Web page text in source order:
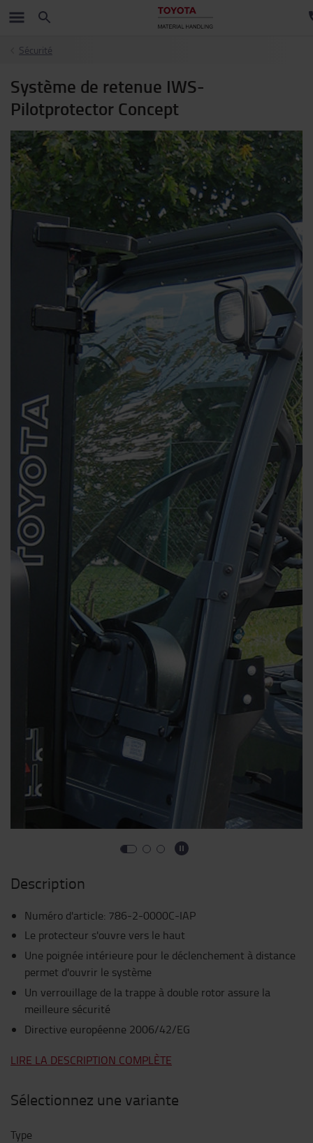
Sécurité
Système de retenue IWS-
Pilotprotector Concept
Description
Numéro d'article: 786-2-0000C-IAP
Le protecteur s'ouvre vers le haut
Une poignée intérieure pour le déclenchement à distance
permet d'ouvrir le système
Un verrouillage de la trappe à double rotor assure la
meilleure sécurité
Directive européenne 2006/42/EG
LIRE LA DESCRIPTION COMPLÈTE
Sélectionnez une variante
Type